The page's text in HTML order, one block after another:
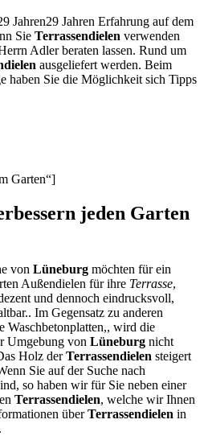
Jahren29 Jahren Erfahrung auf dem
Sie Terrassendielen verwenden
Adler beraten lassen. Rund um
ausgeliefert werden. Beim
haben Sie die Möglichkeit sich Tipps
Garten“]
jeden Garten
von Lüneburg möchten für ein
Außendielen für ihre Terrasse,
und dennoch eindrucksvoll,
Im Gegensatz zu anderen
Waschbetonplatten,, wird die
Umgebung von Lüneburg nicht
Holz derTerrassendielen steigert
Sie auf der Suche nach
so haben wir für Sie neben einer
Terrassendielen, welche wir Ihnen
überTerrassendielen in